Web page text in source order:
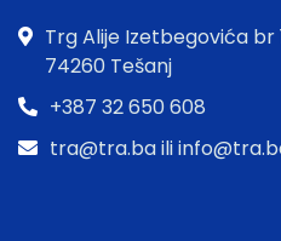
Trg Alije Izetbegovića br
74260 Tešanj
+387 32 650 608
tra@tra.ba ili